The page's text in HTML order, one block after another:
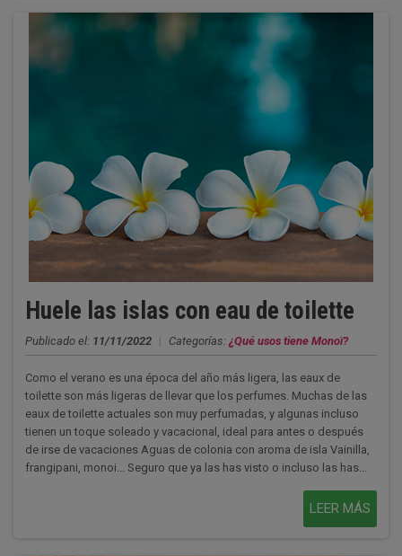
Huele las islas con eau de toilette
Publicado el: 11/11/2022 | Categorías: ¿Qué usos tiene Monoï?
Como el verano es una época del año más ligera, las eaux de
toilette son más ligeras de llevar que los perfumes. Muchas de las
eaux de toilette actuales son muy perfumadas, y algunas incluso
tienen un toque soleado y vacacional, ideal para antes o después
de irse de vacaciones Aguas de colonia con aroma de isla Vainilla,
frangipani, monoi... Seguro que ya las has visto o incluso las has...
LEER MÁS